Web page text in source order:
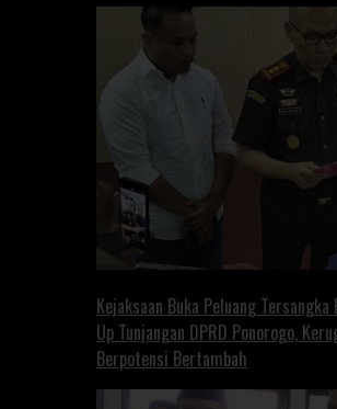
Kejaksaan Buka Peluang
Up Tunjangan DPRD Ponorogo,
Berpotensi Bertambah